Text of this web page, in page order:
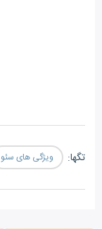
تگ‎ها: ویژگی های سئو